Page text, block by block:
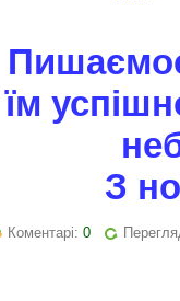
їм
З
Коментарі: 0